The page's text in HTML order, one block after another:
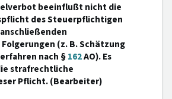
beeinflußt nicht die
des Steuerpflichtigen
(z. B. Schätzung
nach §162AO). Es
strafrechtliche
Pflicht. (Bearbeiter)